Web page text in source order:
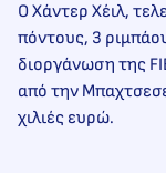
Ο Χάντερ Χέιλ,
πόντους, 3
διοργάνωση της
από την
χιλιές ευρώ.